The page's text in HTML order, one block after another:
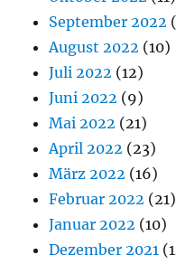
September 2022
August 2022 (10)
Juli 2022 (12)
Juni 2022 (9)
Mai 2022 (21)
April 2022 (23)
März 2022 (16)
Februar 2022 (21)
Januar 2022 (10)
Dezember 2021